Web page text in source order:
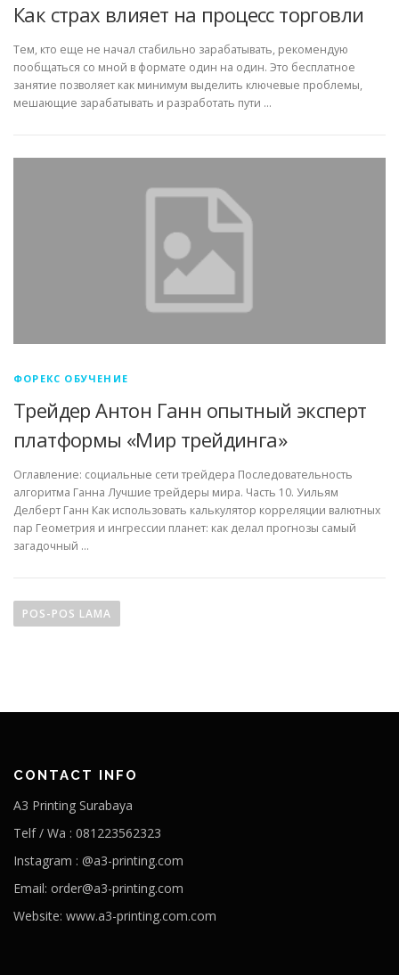
Как страх влияет на процесс торговли
Тем, кто еще не начал стабильно зарабатывать, рекомендую
пообщаться со мной в формате один на один. Это бесплатное
занятие позволяет как минимум выделить ключевые проблемы,
мешающие зарабатывать и разработать пути …
ФОРЕКС ОБУЧЕНИЕ
Трейдер Антон Ганн опытный эксперт
платформы «Мир трейдинга»
Оглавление: социальные сети трейдера Последовательность
алгоритма Ганна Лучшие трейдеры мира. Часть 10. Уильям
Делберт Ганн Как использовать калькулятор корреляции валютных
пар Геометрия и ингрессии планет: как делал прогнозы самый
загадочный …
a
p
o
POS-POS LAMA
CONTACT INFO
A3 Printing Surabaya
Telf / Wa : 081223562323
Instagram : @a3-printing.com
Email: order@a3-printing.com
Website: www.a3-printing.com.com